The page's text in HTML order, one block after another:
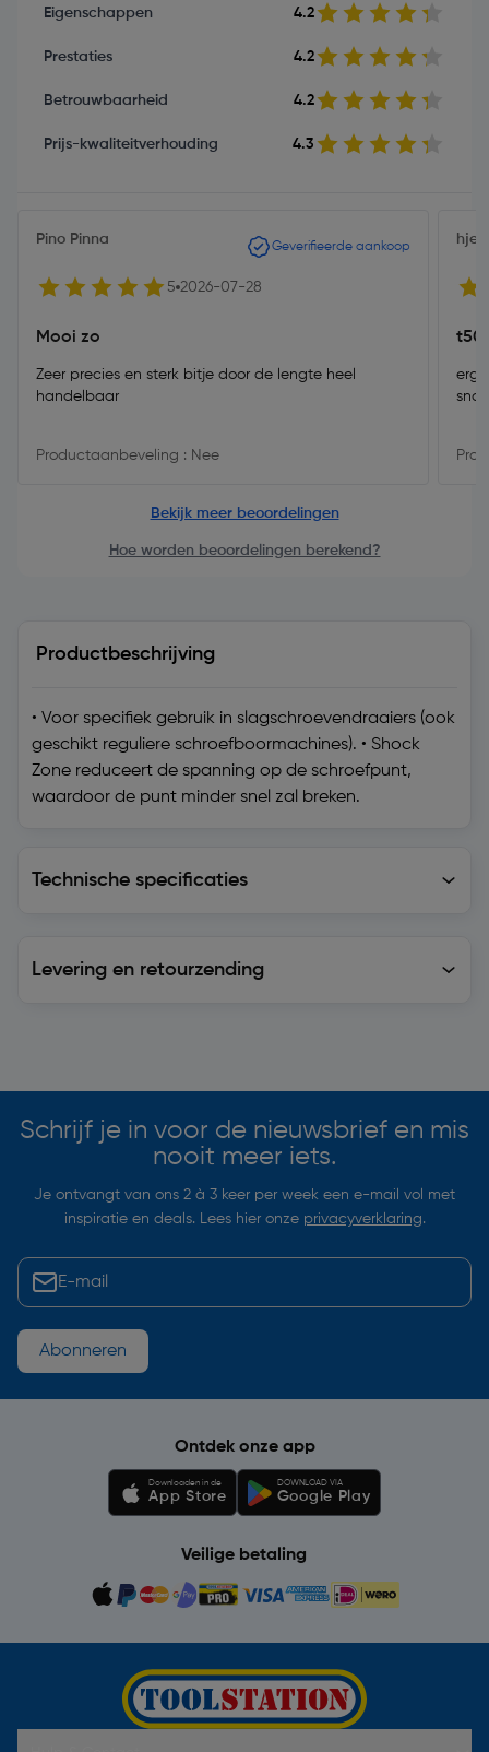
Eigenschappen 4.2
Prestaties 4.2
Betrouwbaarheid 4.2
Prijs-kwaliteitverhouding 4.3
Pino Pinna Geverifieerde aankoop
5 2026-07-28
Mooi zo
Zeer precies en sterk bitje door de lengte heel
handelbaar
Productaanbeveling : Nee
t50
erg
Bekijk meer beoordelingen
Hoe worden beoordelingen berekend?
Productbeschrijving
• Voor specifiek gebruik in slagschroevendraaiers (ook
geschikt reguliere schroefboormachines). • Shock
Zone reduceert de spanning op de schroefpunt,
waardoor de punt minder snel zal breken.
Technische specificaties
Levering en retourzending
Schrijf je in voor de nieuwsbrief en mis
nooit meer iets.
Je ontvangt van ons 2 à 3 keer per week een e-mail vol met
inspiratie en deals. Lees hier onze privacyverklaring.
Abonneren
Ontdek onze app
Downloaden in de
App Store
DOWNLOAD VIA
Google Play
Veilige betaling